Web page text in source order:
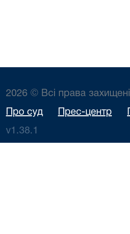
2026 © Всі права захищені
Про суд Прес-центр
v1.38.1